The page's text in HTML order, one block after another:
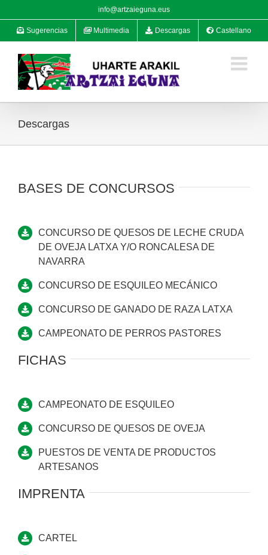
al
contenido
info@artzaieguna.eus
Sugerencias Multimedia Descargas Castellano
Descargas
BASES DE CONCURSOS
CONCURSO DE QUESOS DE LECHE CRUDA
DE OVEJA LATXA Y/O RONCALESA DE
NAVARRA
CONCURSO DE ESQUILEO MECÁNICO
CONCURSO DE GANADO DE RAZA LATXA
CAMPEONATO DE PERROS PASTORES
FICHAS
CAMPEONATO DE ESQUILEO
CONCURSO DE QUESOS DE OVEJA
PUESTOS DE VENTA DE PRODUCTOS
ARTESANOS
IMPRENTA
CARTEL